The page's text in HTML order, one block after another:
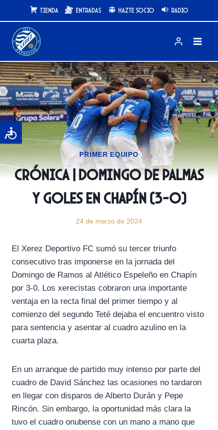
al
contenido
Tienda Entradas Hazte Socio Radio
PRIMER EQUIPO
CRÓNICA | Domingo de palmas
y goles en Chapín (3-0)
24 de marzo de 2024
El Xerez Deportivo FC sumó su tercer triunfo
consecutivo tras imponerse en la jornada del
Domingo de Ramos al Atlético Espeleño en Chapín
por 3-0. Los xerecistas cobraron una importante
ventaja en la recta final del primer tiempo y al
comienzo del segundo Teté dejaba el encuentro visto
para sentencia y asentar al cuadro azulino en la
cuarta plaza.
En un arranque de partido muy intenso por parte del
cuadro de David Sánchez las ocasiones no tardaron
en llegar con disparos de Alberto Durán y Pepe
Rincón. Sin embargo, la oportunidad más clara la
tuvo el cuadro onubense con un mano a mano que